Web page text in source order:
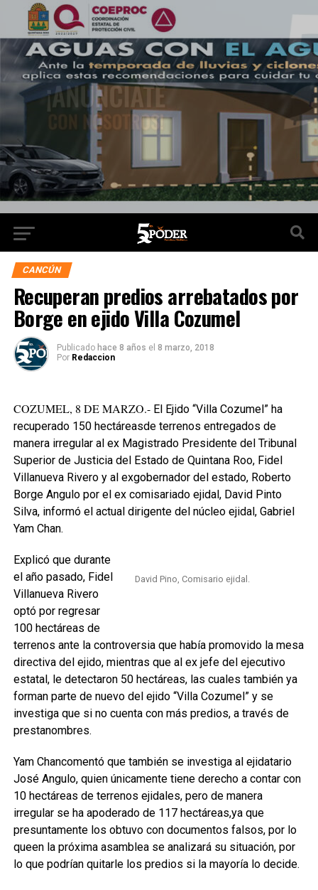
CANCÚN
Recuperan predios arrebatados por
Borge en ejido Villa Cozumel
Publicado hace 8 años el 8 marzo, 2018
Por Redaccion
COZUMEL, 8 DE MARZO.- El Ejido “Villa Cozumel” ha
recuperado 150 hectáreasde terrenos entregados de
manera irregular al ex Magistrado Presidente del Tribunal
Superior de Justicia del Estado de Quintana Roo, Fidel
Villanueva Rivero y al exgobernador del estado, Roberto
Borge Angulo por el ex comisariado ejidal, David Pinto
Silva, informó el actual dirigente del núcleo ejidal, Gabriel
Yam Chan.
David Pino, Comisario ejidal.
Explicó que durante
el año pasado, Fidel
Villanueva Rivero
optó por regresar
100 hectáreas de
terrenos ante la controversia que había promovido la mesa
directiva del ejido, mientras que al ex jefe del ejecutivo
estatal, le detectaron 50 hectáreas, las cuales también ya
forman parte de nuevo del ejido “Villa Cozumel” y se
investiga que si no cuenta con más predios, a través de
prestanombres.
Yam Chancomentó que también se investiga al ejidatario
José Angulo, quien únicamente tiene derecho a contar con
10 hectáreas de terrenos ejidales, pero de manera
irregular se ha apoderado de 117 hectáreas,ya que
presuntamente los obtuvo con documentos falsos, por lo
queen la próxima asamblea se analizará su situación, por
lo que podrían quitarle los predios si la mayoría lo decide.